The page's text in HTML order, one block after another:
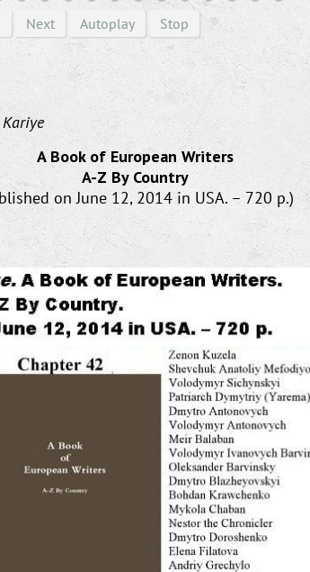
Next Autoplay Stop
Kariye
A Book of European Writers
A-Z By Country
on June 12, 2014 in USA. – 720 p.)